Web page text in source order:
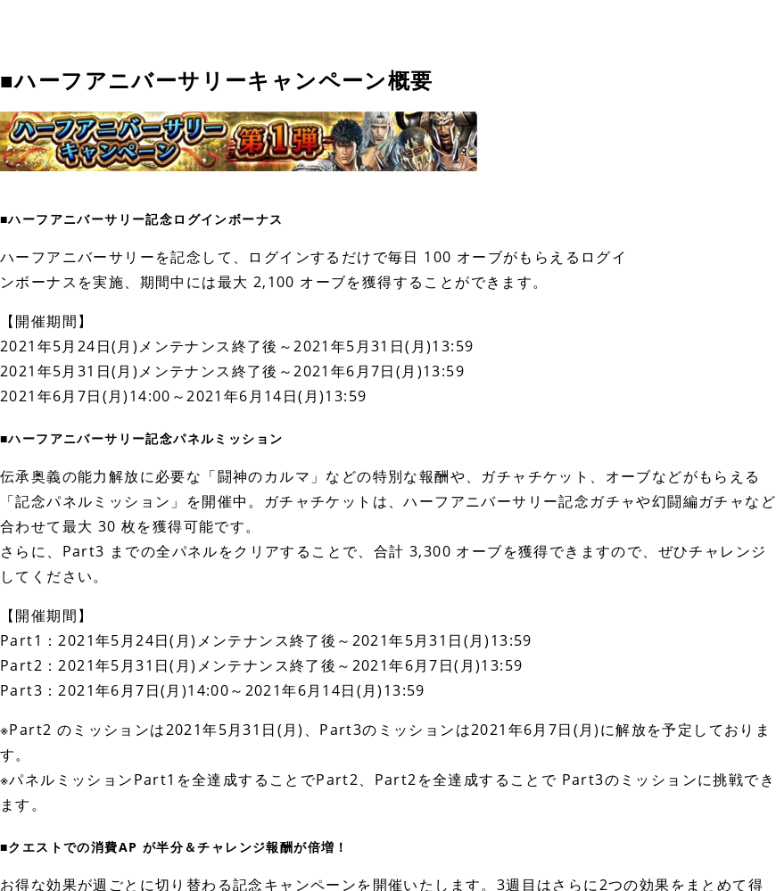
■ハーフアニバーサリーキャンペーン概要
■ハーフアニバーサリー記念ログインボーナス
ハーフアニバーサリーを記念して、ログインするだけで毎日 100 オーブがもらえるログイ
ンボーナスを実施、期間中には最大 2,100 オーブを獲得することができます。
【開催期間】
2021年5月24日(月)メンテナンス終了後～2021年5月31日(月)13:59
2021年5月31日(月)メンテナンス終了後～2021年6月7日(月)13:59
2021年6月7日(月)14:00～2021年6月14日(月)13:59
■ハーフアニバーサリー記念パネルミッション
伝承奥義の能力解放に必要な「闘神のカルマ」などの特別な報酬や、ガチャチケット、オーブなどがもらえる
「記念パネルミッション」を開催中。ガチャチケットは、ハーフアニバーサリー記念ガチャや幻闘編ガチャなど
合わせて最大 30 枚を獲得可能です。
さらに、Part3 までの全パネルをクリアすることで、合計 3,300 オーブを獲得できますので、ぜひチャレンジ
してください。
【開催期間】
Part1：2021年5月24日(月)メンテナンス終了後～2021年5月31日(月)13:59
Part2：2021年5月31日(月)メンテナンス終了後～2021年6月7日(月)13:59
Part3：2021年6月7日(月)14:00～2021年6月14日(月)13:59
※Part2 のミッションは2021年5月31日(月)、Part3のミッションは2021年6月7日(月)に解放を予定しておりま
す。
※パネルミッションPart1を全達成することでPart2、Part2を全達成することで Part3のミッションに挑戦でき
ます。
■クエストでの消費AP が半分＆チャレンジ報酬が倍増！
お得な効果が週ごとに切り替わる記念キャンペーンを開催いたします。3週目はさらに2つの効果をまとめて得